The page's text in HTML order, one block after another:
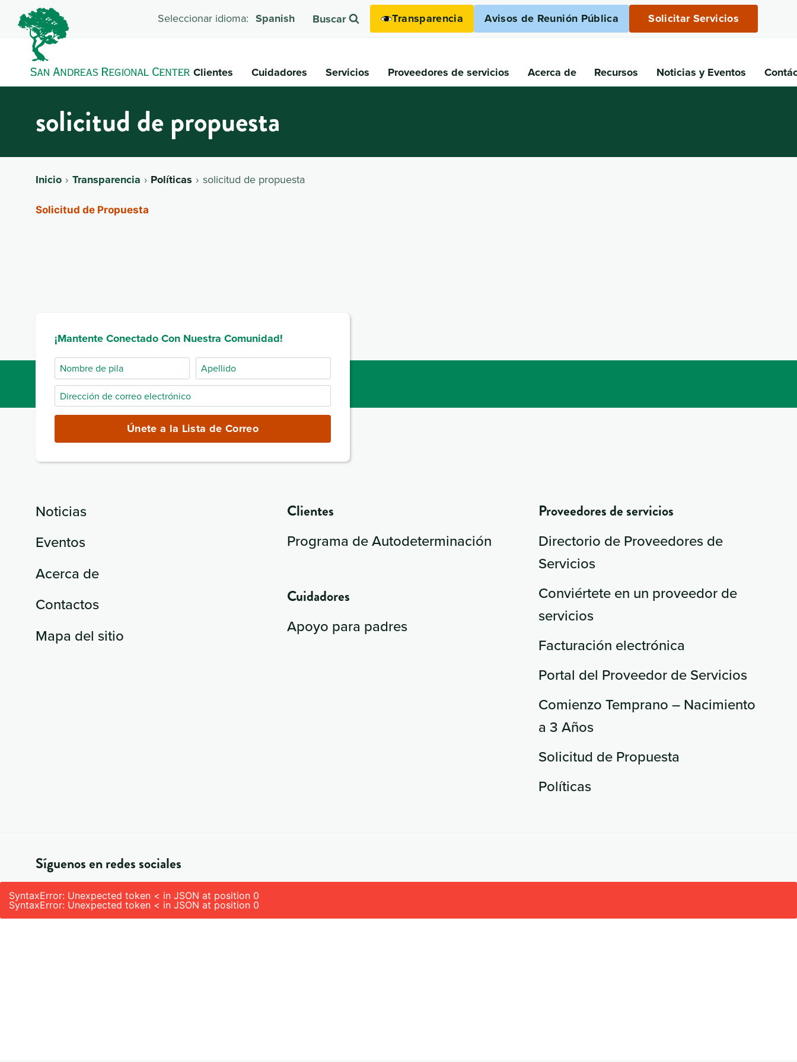
Seleccionar idioma: Spanish Buscar Transparencia Avisos de Reunión Pública Solicitar Servicios
Clientes Cuidadores Servicios Proveedores de servicios Acerca de Recursos Noticias y Eventos
solicitud de propuesta
Inicio Transparencia Políticas solicitud de propuesta
Solicitud de Propuesta
¡Mantente Conectado Con Nuestra Comunidad!
Nombre
de
pila
Apellido
Dirección
de
electrónico
Únete a la Lista de Correo
Noticias
Eventos
Acerca de
Contactos
Mapa del sitio
Clientes
Programa de Autodeterminación
Cuidadores
Apoyo para padres
Proveedores de servicios
Directorio de Proveedores de
Servicios
Conviértete en un proveedor de
servicios
Facturación electrónica
Portal del Proveedor de Servicios
Comienzo Temprano – Nacimiento
a 3 Años
Solicitud de Propuesta
Políticas
Síguenos en redes sociales
SyntaxError: Unexpected token < in JSON at position 0
SyntaxError: Unexpected token < in JSON at position 0